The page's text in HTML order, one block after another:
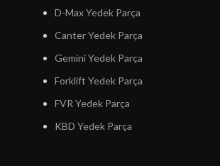
D-Max Yedek Parça
Canter Yedek Parça
Gemini Yedek Parça
Forklift Yedek Parça
FVR Yedek Parça
KBD Yedek Parça